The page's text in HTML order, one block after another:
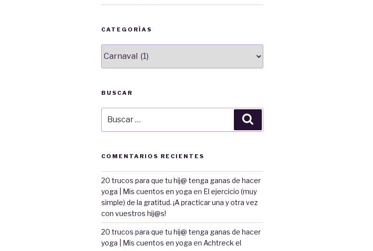
CATEGORÍAS
BUSCAR
por:
COMENTARIOS RECIENTES
20 trucos para que tu hij@ tenga ganas de hacer
yoga | Mis cuentos en yoga en El ejercicio (muy
simple) de la gratitud. ¡A practicar una y otra vez
con vuestros hij@s!
20 trucos para que tu hij@ tenga ganas de hacer
yoga | Mis cuentos en yoga en Achtreck el